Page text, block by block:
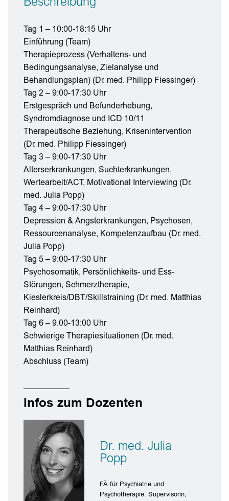
Tag 1 – 10:00-18:15 Uhr
Einführung (Team)
Therapieprozess (Verhaltens- und
Bedingungsanalyse, Zielanalyse und
Behandlungsplan) (Dr. med. Philipp Fiessinger)
Tag 2 – 9:00-17:30 Uhr
Erstgespräch und Befunderhebung,
Syndromdiagnose und ICD 10/11
Therapeutische Beziehung, Krisenintervention
(Dr. med. Philipp Fiessinger)
Tag 3 – 9:00-17:30 Uhr
Alterserkrankungen, Suchterkrankungen,
Wertearbeit/ACT, Motivational Interviewing (Dr.
med. Julia Popp)
Tag 4 – 9:00-17:30 Uhr
Depression & Angsterkrankungen, Psychosen,
Ressourcenanalyse, Kompetenzaufbau (Dr. med.
Julia Popp)
Tag 5 – 9:00-17:30 Uhr
Psychosomatik, Persönlichkeits- und Ess-
Störungen, Schmerztherapie,
Kieslerkreis/DBT/Skillstraining (Dr. med. Matthias
Reinhard)
Tag 6 – 9.00-13:00 Uhr
Schwierige Therapiesituationen (Dr. med.
Matthias Reinhard)
Abschluss (Team)
Infos zum Dozenten
Dr. med. Julia
Popp
FÄ für Psychiatrie und
Psychotherapie. Supervisorin,